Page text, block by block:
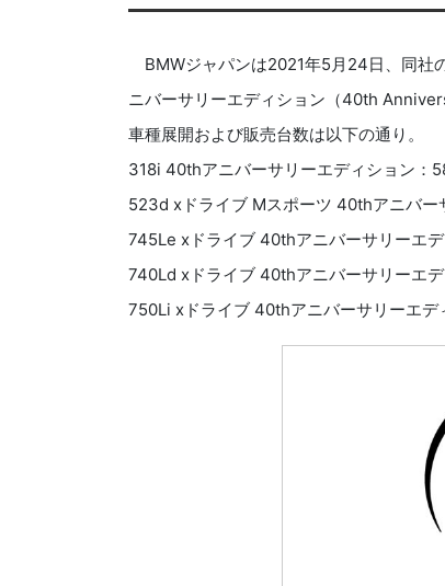
BMWジャパンは2021年5月24日、同社
ニバーサリーエディション（40th
車種展開および販売台数は以下の通り。
318i 40thアニバーサリーエディション：
523d xドライブ Mスポーツ 40thアニバー
745Le xドライブ 40thアニバーサリーエ
740Ld xドライブ 40thアニバーサリーエデ
750Li xドライブ 40thアニバーサリーエデ